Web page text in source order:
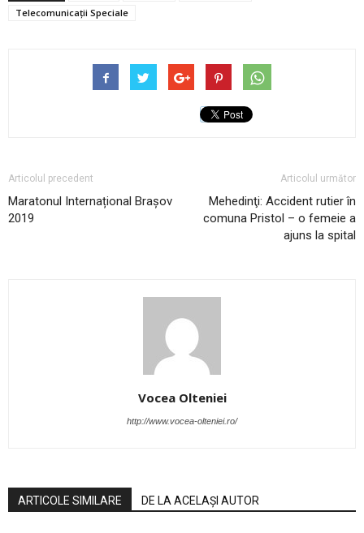
Telecomunicații Speciale
Articolul precedent
Maratonul Internațional Brașov
2019
Articolul următor
Mehedinţi: Accident rutier în
comuna Pristol – o femeie a
ajuns la spital
Vocea Olteniei
http://www.vocea-olteniei.ro/
ARTICOLE SIMILARE DE LA ACELAȘI AUTOR